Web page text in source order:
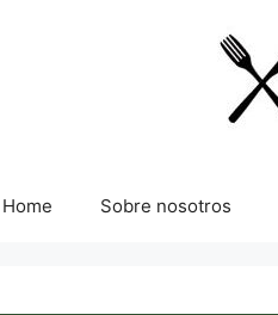
Home Sobre nosotros